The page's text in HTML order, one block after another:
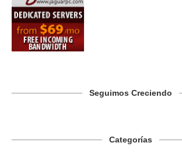
Seguimos Creciendo
Categorías